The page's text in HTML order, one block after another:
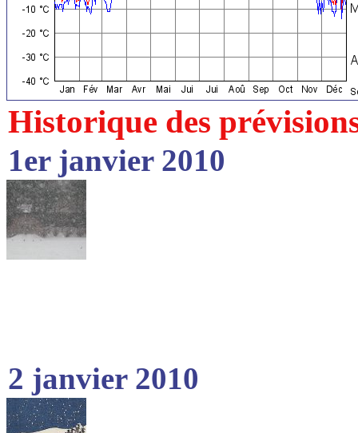
Historique des
1er janvier 2010
2 janvier 2010